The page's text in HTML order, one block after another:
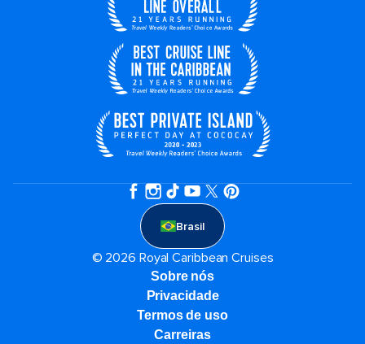
Brasil
© 2026 Royal Caribbean Cruises
Sobre nós
Privacidade
Termos de uso
Carreiras